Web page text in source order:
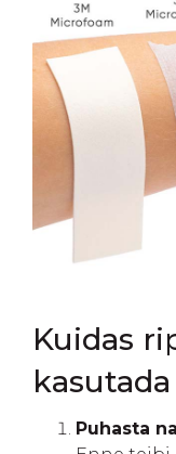
Kuidas
kasutada
Puhasta